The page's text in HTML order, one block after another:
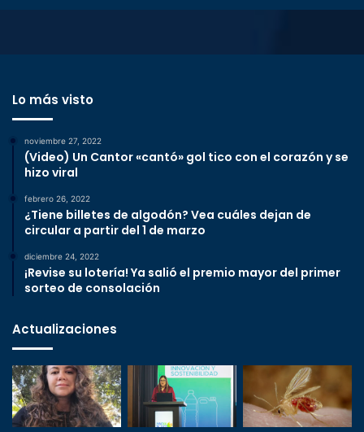
Lo más visto
noviembre 27, 2022
(Video) Un Cantor «cantó» gol tico con el corazón y se
hizo viral
febrero 26, 2022
¿Tiene billetes de algodón? Vea cuáles dejan de
circular a partir del 1 de marzo
diciembre 24, 2022
¡Revise su lotería! Ya salió el premio mayor del primer
sorteo de consolación
Actualizaciones